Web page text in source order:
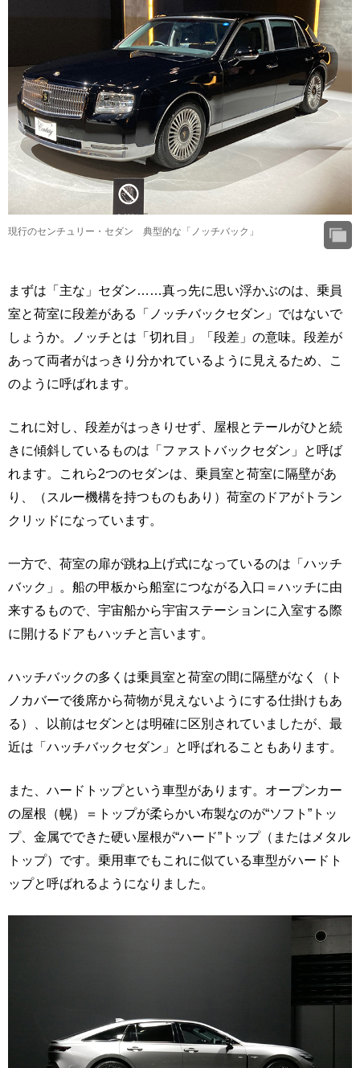
現行のセンチュリー・セダン 典型的な「ノッチバック」
まずは「主な」セダン……真っ先に思い浮かぶのは、乗員
室と荷室に段差がある「ノッチバックセダン」ではないで
しょうか。ノッチとは「切れ目」「段差」の意味。段差が
あって両者がはっきり分かれているように見えるため、こ
のように呼ばれます。
これに対し、段差がはっきりせず、屋根とテールがひと続
きに傾斜しているものは「ファストバックセダン」と呼ば
れます。これら2つのセダンは、乗員室と荷室に隔壁があ
り、（スルー機構を持つものもあり）荷室のドアがトラン
クリッドになっています。
一方で、荷室の扉が跳ね上げ式になっているのは「ハッチ
バック」。船の甲板から船室につながる入口＝ハッチに由
来するもので、宇宙船から宇宙ステーションに入室する際
に開けるドアもハッチと言います。
ハッチバックの多くは乗員室と荷室の間に隔壁がなく（ト
ノカバーで後席から荷物が見えないようにする仕掛けもあ
る）、以前はセダンとは明確に区別されていましたが、最
近は「ハッチバックセダン」と呼ばれることもあります。
また、ハードトップという車型があります。オープンカー
の屋根（幌）＝トップが柔らかい布製なのが“ソフト”トッ
プ、金属でできた硬い屋根が“ハード”トップ（またはメタル
トップ）です。乗用車でもこれに似ている車型がハードト
ップと呼ばれるようになりました。